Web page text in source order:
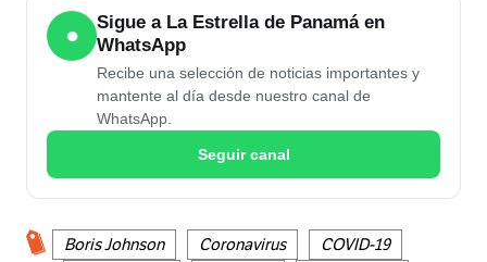
●
Sigue a La Estrella de Panamá en
WhatsApp
Recibe una selección de noticias importantes y
mantente al día desde nuestro canal de
WhatsApp.
Seguir canal
Boris Johnson Coronavirus
COVID-19